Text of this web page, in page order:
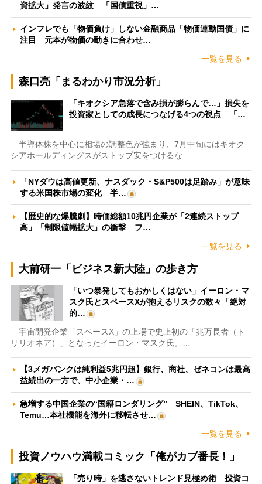
資拡大」発言の波紋 「国債重視」…
インフレでも「物価負け」しない金融商品「物価連動国債」に
注目 元本が物価の動きに合わせ…
一覧を見る
森口亮「まるわかり市況分析」
「キオクシア急落で含み損が膨らんで…」損失を
投資家としての成長につなげる4つの視点 「…
半導体株を中心に相場の調整色が強まり、7月中旬にはキオク
シアホールディングスがストップ安をつけるな…
「NYダウは高値更新、ナスダック・S&P500は足踏み」が意味
する米国株市場の変化 半…
【歴史的な爆騰劇】時価総額10兆円企業が「2連続ストップ
高」「制限値幅拡大」の衝撃 フ…
一覧を見る
大前研一「ビジネス新大陸」の歩き方
「いつ暴発してもおかしくはない」イーロン・マ
スク氏とスペースXが抱えるリスクの数々「絶対
的…
宇宙開発企業「スペースX」の上場で史上初の「兆万長者（ト
リリオネア）」となったイーロン・マスク氏。…
【3メガバンクは純利益5兆円超】銀行、商社、ゼネコンは最高
益続出の一方で、中小企業・…
急増する中国企業の“国籍ロンダリング” SHEIN、TikTok、
Temu…本社機能を海外に移転させ…
一覧を見る
投資ノウハウ満載コミック「俺がカブ番長！」
「売り時」を逃さないトレンド見極め術 投資コ